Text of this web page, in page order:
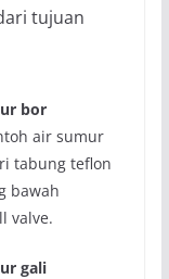
tujuan
bor
air sumur
tabung teflon
bawah
valve.
gali